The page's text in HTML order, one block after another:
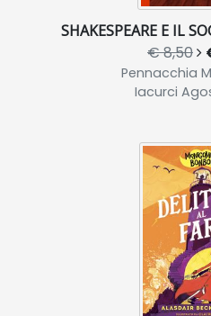
SHAKESPEARE E IL
€ 8,50
Pennacchia
Iacurci